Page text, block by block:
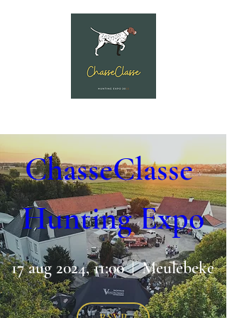
ChasseClasse
Hunting Expo
17 aug 2024, 11:00 Meulebeke